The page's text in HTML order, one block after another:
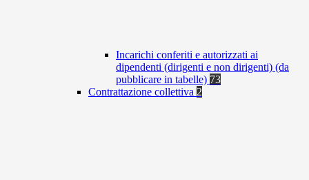
Incarichi conferiti e autorizzati ai
dipendenti (dirigenti e non dirigenti) (da
pubblicare in tabelle) 73
Contrattazione collettiva 2